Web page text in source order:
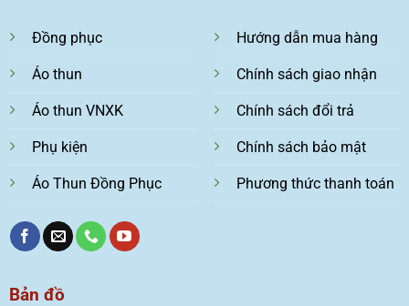
Đồng phục
Áo thun
Áo thun VNXK
Phụ kiện
Áo Thun Đồng Phục
Hướng dẫn mua hàng
Chính sách giao nhận
Chính sách đổi trả
Chính sách bảo mật
Phương thức thanh toán
Bản đồ